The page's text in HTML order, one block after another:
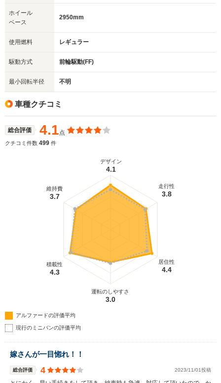
ホイール
ベース
2950mm
使用燃料 レギュラー
駆動方式 前輪駆動(FF)
最小回転半径 不明
車種クチコミ
総合評価 4.1点
クチコミ件数 499 件
デザイン
4.1
走行性
3.8
居住性
4.4
運転のしやすさ
3.0
積載性
4.3
維持費
3.7
アルファードの評価平均
現行のミニバンの評価平均
嫁さんが一目惚れ！！
総合評価 4 2023/11/01投稿